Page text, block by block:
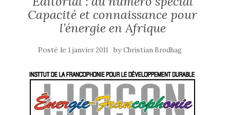
Capacité et connaissance pour
l’énergie en Afrique
Posté le 1 janvier 2011 byChristian Brodhag